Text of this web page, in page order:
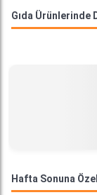
Gıda Ürünlerinde
Hafta Sonuna